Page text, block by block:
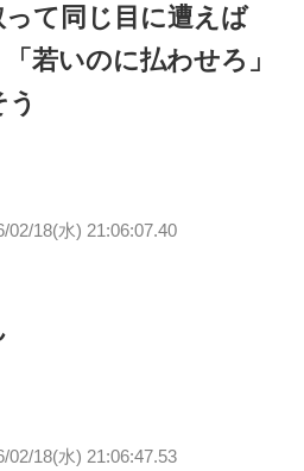
て同じ目に遭えば
若いのに払わせろ」
02/18(水) 21:06:07.40
02/18(水) 21:06:47.53